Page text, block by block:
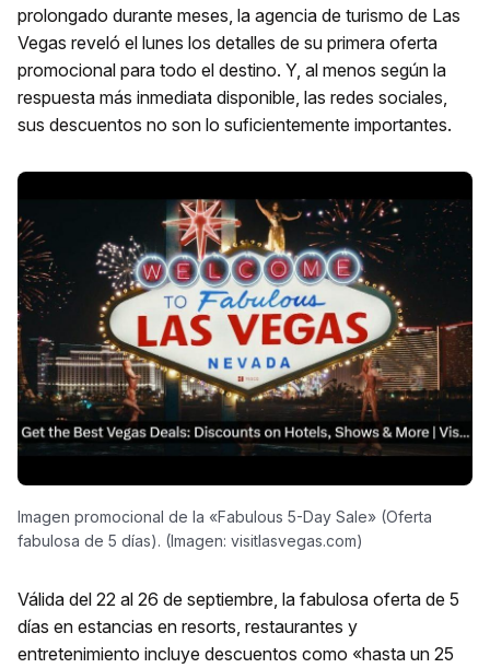
prolongado durante meses, la agencia de turismo de Las
Vegas reveló el lunes los detalles de su primera oferta
promocional para todo el destino. Y, al menos según la
respuesta más inmediata disponible, las redes sociales,
sus descuentos no son lo suficientemente importantes.
Imagen promocional de la «Fabulous 5-Day Sale» (Oferta
fabulosa de 5 días). (Imagen: visitlasvegas.com)
Válida del 22 al 26 de septiembre, la fabulosa oferta de 5
días en estancias en resorts, restaurantes y
entretenimiento incluye descuentos como «hasta un 25